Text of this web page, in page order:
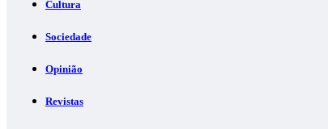
Cultura
Sociedade
Opinião
Revistas